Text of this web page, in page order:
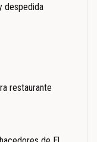
despedida
restaurante